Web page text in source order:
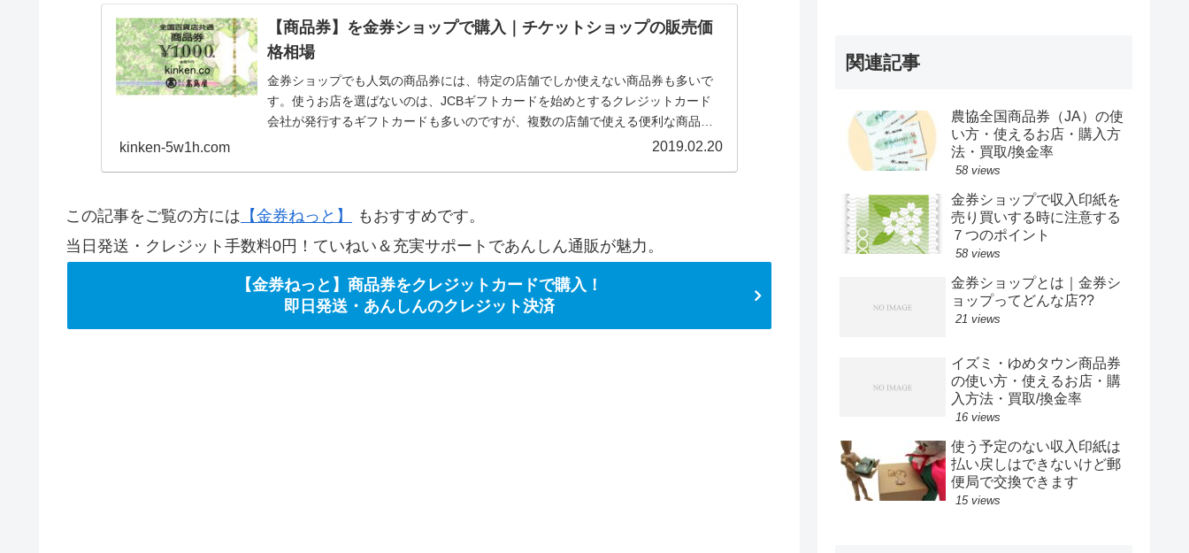
【商品券】を金券ショップで購入｜チケットショップの販売価
格相場
金券ショップでも人気の商品券には、特定の店舗でしか使えない商品券も多いで
す。使うお店を選ばないのは、JCBギフトカードを始めとするクレジットカード
会社が発行するギフトカードも多いのですが、複数の店舗で使える便利な商品券
もあります。今回は、金券ショップでも購入しやすい、複数の店舗で使える便利
kinken-5w1h.com 2019.02.20
この記事をご覧の方には 【金券ねっと】
もおすすめです。
当日発送・クレジット手数料0円！ていねい＆充実サポートであんしん通販が魅力。
【金券ねっと】商品券をクレジットカードで購入！
即日発送・あんしんのクレジット決済
関連記事
農協全国商品券（JA）の使
い方・使えるお店・購入方
法・買取/換金率
58 views
金券ショップで収入印紙を
売り買いする時に注意する
７つのポイント
58 views
金券ショップとは｜金券シ
ョップってどんな店??
21 views
イズミ・ゆめタウン商品券
の使い方・使えるお店・購
入方法・買取/換金率
16 views
使う予定のない収入印紙は
払い戻しはできないけど郵
便局で交換できます
15 views